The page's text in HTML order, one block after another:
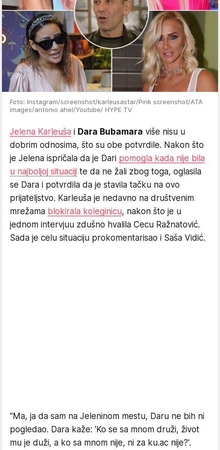
Foto: Instagram/screenshot/karleusastar/Pink screenshot/ATA
images/antonio ahel/Youtube/ HYPE TV
Jelena Karleuša i Dara Bubamara više nisu u
dobrim odnosima, što su obe potvrdile. Nakon što
je Jelena ispričala da je Dari pomogla kada nije bila
u najboljoj situaciji te da ne žali zbog toga, oglasila
se Dara i potvrdila da je stavila tačku na ovo
prijateljstvo. Karleuša je nedavno na društvenim
mrežama blokirala koleginicu, nakon što je u
jednom intervjuu zdušno hvalila Cecu Ražnatović.
Sada je celu situaciju prokomentarisao i Saša Vidić.
"Ma, ja da sam na Jeleninom mestu, Daru ne bih ni
pogledao. Dara kaže: 'Ko se sa mnom druži, život
mu je duži, a ko sa mnom nije, ni za ku.ac nije?'.